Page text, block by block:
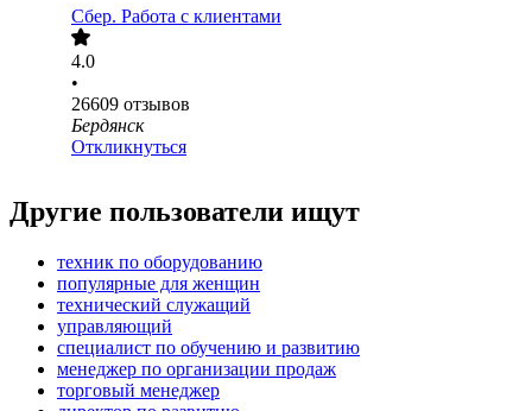
Сбер. Работа с клиентами
4.0
•
26609 отзывов
Бердянск
Откликнуться
Другие пользователи ищут
техник по оборудованию
популярные для женщин
технический служащий
управляющий
специалист по обучению и развитию
менеджер по организации продаж
торговый менеджер